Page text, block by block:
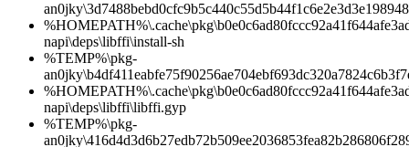
napi\deps\libffi\install-sh
%TEMP%\pkg-
napi\deps\libffi\libffi.gyp
%TEMP%\pkg-